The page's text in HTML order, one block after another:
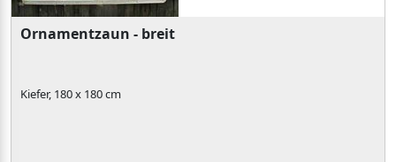
Ornamentzaun - breit
Kiefer, 180 x 180 cm